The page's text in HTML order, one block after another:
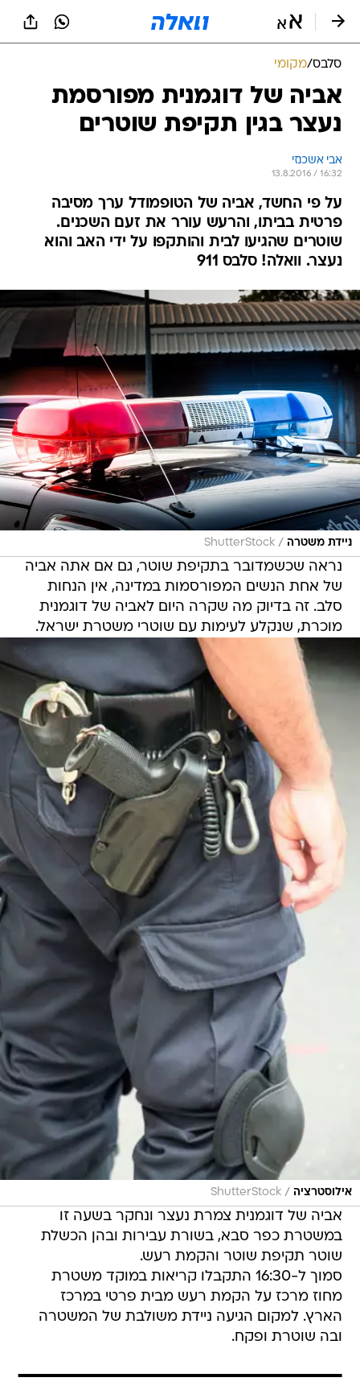
סלבס/מקומי
אביה של דוגמנית מפורסמת
נעצר בגין תקיפת שוטרים
אבי אשכנזי
13.8.2016 / 16:32
על פי החשד, אביה של הטופמודל ערך מסיבה
פרטית בביתו, והרעש עורר את זעם השכנים.
שוטרים שהגיעו לבית והותקפו על ידי האב והוא
נעצר. וואלה! סלבס 911
ניידת משטרה /
ShutterStock
נראה שכשמדובר בתקיפת שוטר, גם אם אתה אביה
של אחת הנשים המפורסמות במדינה, אין הנחות
סלב. זה בדיוק מה שקרה היום לאביה של דוגמנית
מוכרת, שנקלע לעימות עם שוטרי משטרת ישראל.
אילוסטרציה /
ShutterStock
אביה של דוגמנית צמרת נעצר ונחקר בשעה זו
במשטרת כפר סבא, בשורת עבירות ובהן הכשלת
שוטר תקיפת שוטר והקמת רעש.
סמוך ל-16:30 התקבלו קריאות במוקד משטרת
מחוז מרכז על הקמת רעש מבית פרטי במרכז
הארץ. למקום הגיעה ניידת משולבת של המשטרה
ובה שוטרת ופקח.